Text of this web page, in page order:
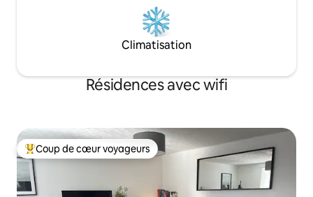
Climatisation
Résidences avec wifi
Coups de cœur voyageurs les plus appréciés
Coup de cœur voyageurs